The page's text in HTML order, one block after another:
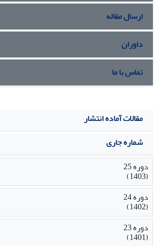
است.
ارسال مقاله
داوران
تماس با ما
مقالات آماده انتشار
شماره جاری
دوره 25
(1403)
دوره 24
(1402)
دوره 23
(1401)